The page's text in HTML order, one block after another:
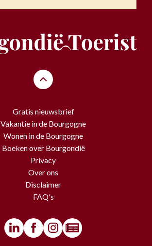
Gratis nieuwsbrief
Vakantie in de Bourgogne
Wonen in de Bourgogne
Boeken over Bourgondië
Privacy
Over ons
Disclaimer
FAQ's